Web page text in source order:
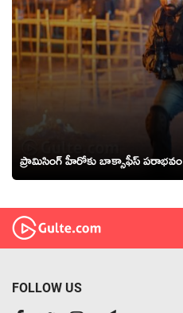
ప్రామిసింగ్ హీరోకు బాక్సాఫీస్ పరాభవం
FOLLOW US